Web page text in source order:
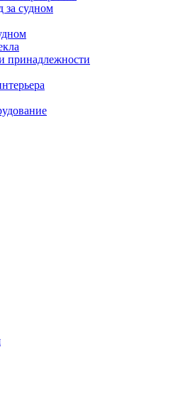
за судном
принадлежности